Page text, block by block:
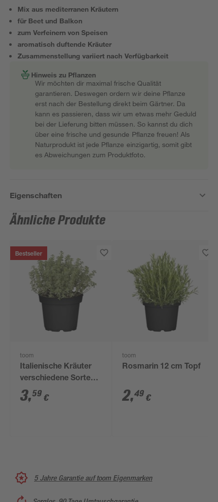
Mix aus mediterranen Kräutern
für Beet und Balkon
zum Verfeinern von Speisen
aromatisch duftende Kräuter
Zusammenstellung variiert nach Verfügbarkeit
Hinweis zu Pflanzen
Wir möchten dir maximal frische Qualität
garantieren. Deswegen ordern wir deine Pflanze
erst nach der Bestellung direkt beim Gärtner. Da
kann es passieren, dass wir um etwas mehr Geduld
bei der Lieferung bitten müssen. So kannst du dich
über eine frische und gesunde Pflanze freuen! Als
Naturprodukt ist jede Pflanze einzigartig, somit gibt
es Abweichungen zum Produktfoto.
Eigenschaften
Ähnliche Produkte
Bestseller
toom
Italienische Kräuter
verschiedene Sorten
14 cm Topf
3,59 €
toom
Rosmarin 12 cm Topf
2,49 €
5 Jahre Garantie auf toom Eigenmarken